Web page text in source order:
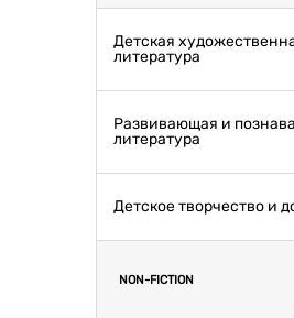
Детская
литература
Развивающая и
литература
Детское творчество и
NON-FICTION